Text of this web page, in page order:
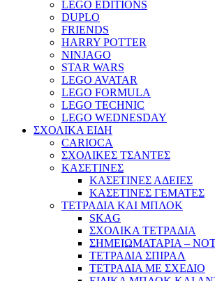
LEGO EDITIONS
DUPLO
FRIENDS
HARRY POTTER
NINJAGO
STAR WARS
LEGO AVATAR
LEGO FORMULA
LEGO TECHNIC
LEGO WEDNESDAY
ΣΧΟΛΙΚΑ ΕΙΔΗ
CARIOCA
ΣΧΟΛΙΚΕΣ ΤΣΑΝΤΕΣ
ΚΑΣΕΤΙΝΕΣ
ΚΑΣΕΤΙΝΕΣ ΑΔΕΙΕΣ
ΚΑΣΕΤΙΝΕΣ ΓΕΜΑΤΕΣ
ΤΕΤΡΑΔΙΑ ΚΑΙ ΜΠΛΟΚ
SKAG
ΣΧΟΛΙΚΑ ΤΕΤΡΑΔΙΑ
ΣΗΜΕΙΩΜΑΤΑΡΙΑ –
ΤΕΤΡΑΔΙΑ ΣΠΙΡΑΛ
ΤΕΤΡΑΔΙΑ ΜΕ ΣΧΕΔΙΟ